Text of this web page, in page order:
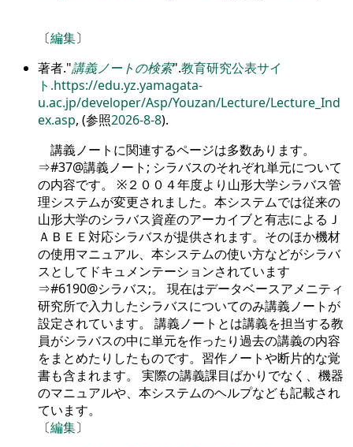
〔編集〕
著者. 講義ノートの検索 .教育研究公表サイ
ト.https://edu.yz.yamagata-
u.ac.jp/developer/Asp/Youzan/Lecture/Lecture_Ind
ex.asp, (参照2026-8-8).
講義ノートに関連するページは多数あります。
⇒#37@講義ノート; シラバスのそれぞれ単元について
の内容です。 ※２００４年度より山形大学シラバス管
理システムが変更されました。本システムでは従来の
山形大学のシラバス資産のアーカイブと有志によるＪ
ＡＢＥＥ対応シラバスが提供されます。そのほか機材
の使用マニュアル、本システムの使い方などがシラバ
スとしてドキュメンテーションされています
⇒#6190@シラバス;。 現在はデータベースアメニティ
研究所で入力したシラバスについてのみ講義ノートが
設定されています。 講義ノートとは講義を担当する教
員がシラバスの中に単元を作ったり過去の講義の内容
をまとめたりしたものです。習作ノートや断片的な覚
書も含まれます。 実際の講義課目ばかりでなく、機器
のマニュアルや、本システムのヘルプなども記載され
ています。
〔編集〕